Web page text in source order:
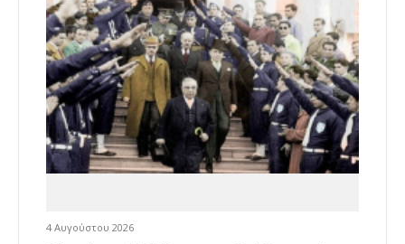
4 Αυγούστου 2026